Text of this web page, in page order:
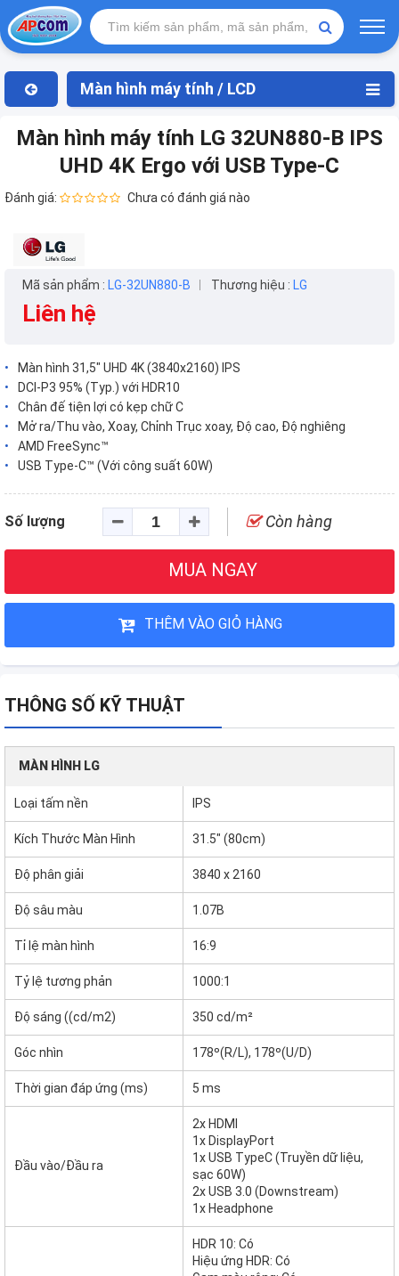
Màn hình máy tính / LCD
Màn hình máy tính LG 32UN880-B IPS
UHD 4K Ergo với USB Type-C
Đánh giá: Chưa có đánh giá nào
Mã sản phẩm : LG-32UN880-B Thương hiệu : LG
Liên hệ
Màn hình 31,5" UHD 4K (3840x2160) IPS
DCI-P3 95% (Typ.) với HDR10
Chân đế tiện lợi có kẹp chữ C
Mở ra/Thu vào, Xoay, Chỉnh Trục xoay, Độ cao, Độ nghiêng
AMD FreeSync™
USB Type-C™ (Với công suất 60W)
Số lượng Còn hàng
MUA NGAY
THÊM VÀO GIỎ HÀNG
THÔNG SỐ KỸ THUẬT
MÀN HÌNH LG
Loại tấm nền IPS
Kích Thước Màn Hình 31.5" (80cm)
Độ phân giải 3840 x 2160
Độ sâu màu 1.07B
Tỉ lệ màn hình 16:9
Tỷ lệ tương phản 1000:1
Độ sáng ((cd/m2) 350 cd/m²
Góc nhìn 178º(R/L), 178º(U/D)
Thời gian đáp ứng (ms) 5 ms
Đầu vào/Đầu ra
2x HDMI
1x DisplayPort
1x USB TypeC (Truyền dữ liệu,
sạc 60W)
2x USB 3.0 (Downstream)
1x Headphone
HDR 10: Có
Hiệu ứng HDR: Có